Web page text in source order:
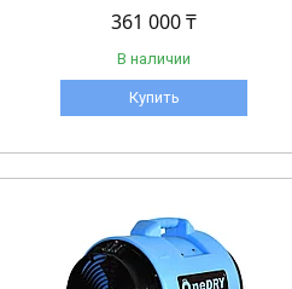
361 000 ₸
В наличии
Купить